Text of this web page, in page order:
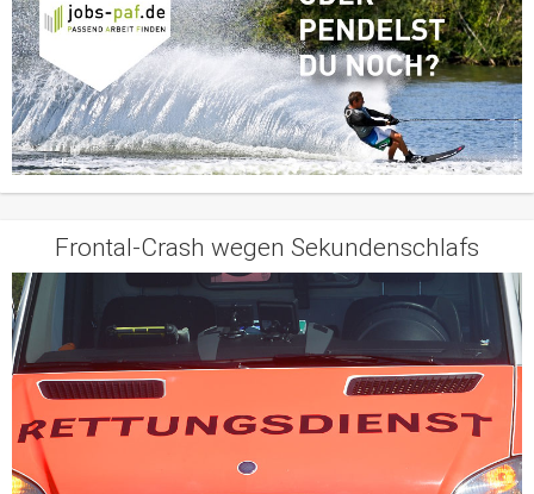
Frontal-Crash wegen Sekundenschlafs